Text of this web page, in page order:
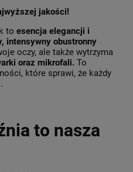
jakości!
to esencja elegancji i
intensywny obustronny
oczy, ale także wytrzyma
oraz mikrofali. To
które sprawi, że każdy
to nasza